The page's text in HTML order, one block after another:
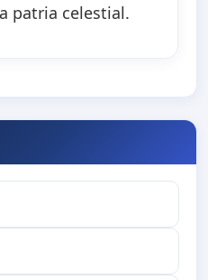
patria celestial.